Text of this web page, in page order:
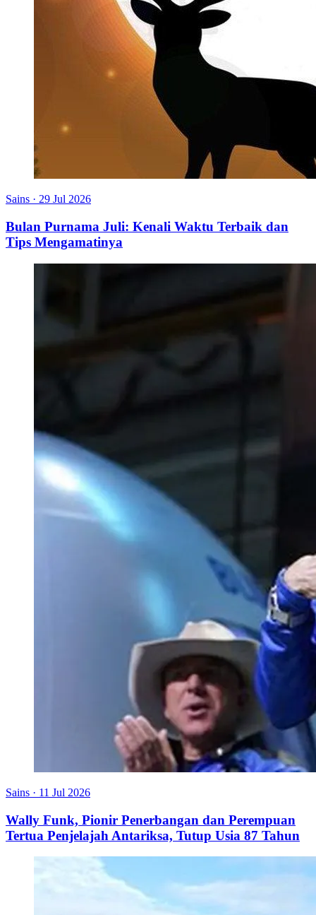
Sains · 29 Jul 2026
Bulan Purnama Juli: Kenali Waktu Terbaik dan
Tips Mengamatinya
Sains · 11 Jul 2026
Wally Funk, Pionir Penerbangan dan Perempuan
Tertua Penjelajah Antariksa, Tutup Usia 87 Tahun